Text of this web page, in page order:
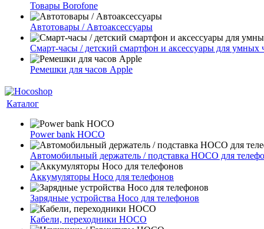
Товары Borofone
Автотовары / Автоаксессуары
Смарт-часы / детский смартфон и аксессуары для умных
Ремешки для часов Apple
Каталог
Power bank HOCO
Автомобильный держатель / подставка HOCO для
Аккумуляторы Hoco для телефонов
Зарядные устройства Hoco для телефонов
Кабели, переходники HOCO